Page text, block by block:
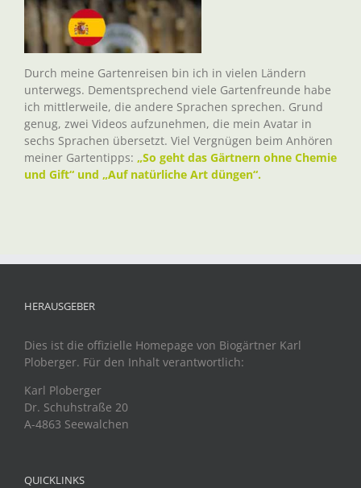
Durch meine Gartenreisen bin ich in vielen Ländern
unterwegs. Dementsprechend viele Gartenfreunde habe
ich mittlerweile, die andere Sprachen sprechen. Grund
genug, zwei Videos aufzunehmen, die mein Avatar in
sechs Sprachen übersetzt. Viel Vergnügen beim Anhören
meiner Gartentipps: „So geht das Gärtnern ohne Chemie
und Gift“ und „Auf natürliche Art düngen“.
HERAUSGEBER
Dies ist die offizielle Homepage von Biogärtner Karl
Ploberger. Für den Inhalt verantwortlich:
Karl Ploberger
Dr. Schuhstraße 20
A-4863 Seewalchen
QUICKLINKS